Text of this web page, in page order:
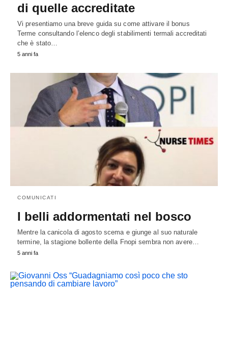
di quelle accreditate
Vi presentiamo una breve guida su come attivare il bonus
Terme consultando l’elenco degli stabilimenti termali accreditati
che è stato…
5 anni fa
COMUNICATI
I belli addormentati nel bosco
Mentre la canicola di agosto scema e giunge al suo naturale
termine, la stagione bollente della Fnopi sembra non avere…
5 anni fa